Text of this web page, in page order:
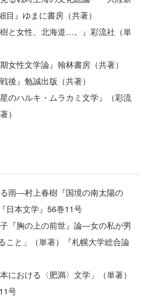
目』ゆまに書房（共著）
と女性、北海道…。』彩流社（単
性文学論』翰林書房（共著）
』勉誠出版（共著）
のハルキ・ムラカミ文学』（彩流
）
雨―村上春樹『国境の南太陽の
日本文学』56巻11号
『胸の上の前世』論―女の私が男
こと」（単著）『札幌大学総合論
おける〈肥満〉文学」（単著）
号